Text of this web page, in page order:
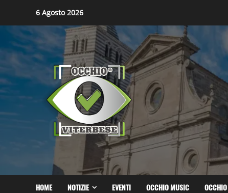
content
6 Agosto 2026
HOME NOTIZIE EVENTI OCCHIO MUSIC